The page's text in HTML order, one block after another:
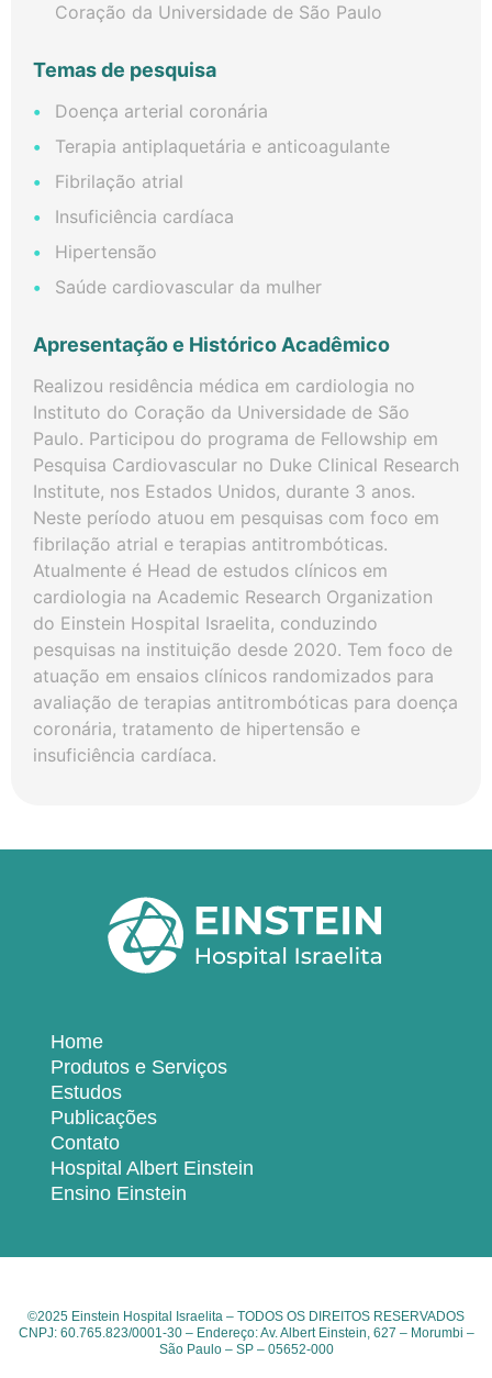
Coração da Universidade de São Paulo
Temas de pesquisa
Doença arterial coronária
Terapia antiplaquetária e anticoagulante
Fibrilação atrial
Insuficiência cardíaca
Hipertensão
Saúde cardiovascular da mulher
Apresentação e Histórico Acadêmico
Realizou residência médica em cardiologia no
Instituto do Coração da Universidade de São
Paulo. Participou do programa de Fellowship em
Pesquisa Cardiovascular no Duke Clinical Research
Institute, nos Estados Unidos, durante 3 anos.
Neste período atuou em pesquisas com foco em
fibrilação atrial e terapias antitrombóticas.
Atualmente é Head de estudos clínicos em
cardiologia na Academic Research Organization
do Einstein Hospital Israelita, conduzindo
pesquisas na instituição desde 2020. Tem foco de
atuação em ensaios clínicos randomizados para
avaliação de terapias antitrombóticas para doença
coronária, tratamento de hipertensão e
insuficiência cardíaca.
Home
Produtos e Serviços
Estudos
Publicações
Contato
Hospital Albert Einstein
Ensino Einstein
©2025 Einstein Hospital Israelita – TODOS OS DIREITOS RESERVADOS
CNPJ: 60.765.823/0001-30 – Endereço: Av. Albert Einstein, 627 – Morumbi –
São Paulo – SP – 05652-000